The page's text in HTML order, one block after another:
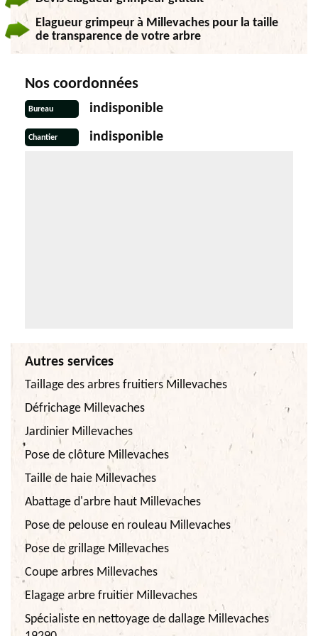
Elagueur grimpeur à Millevaches pour la taille
de transparence de votre arbre
Nos coordonnées
Bureau indisponible
Chantier indisponible
Autres services
Taillage des arbres fruitiers Millevaches
Défrichage Millevaches
Jardinier Millevaches
Pose de clôture Millevaches
Taille de haie Millevaches
Abattage d'arbre haut Millevaches
Pose de pelouse en rouleau Millevaches
Pose de grillage Millevaches
Coupe arbres Millevaches
Elagage arbre fruitier Millevaches
Spécialiste en nettoyage de dallage Millevaches